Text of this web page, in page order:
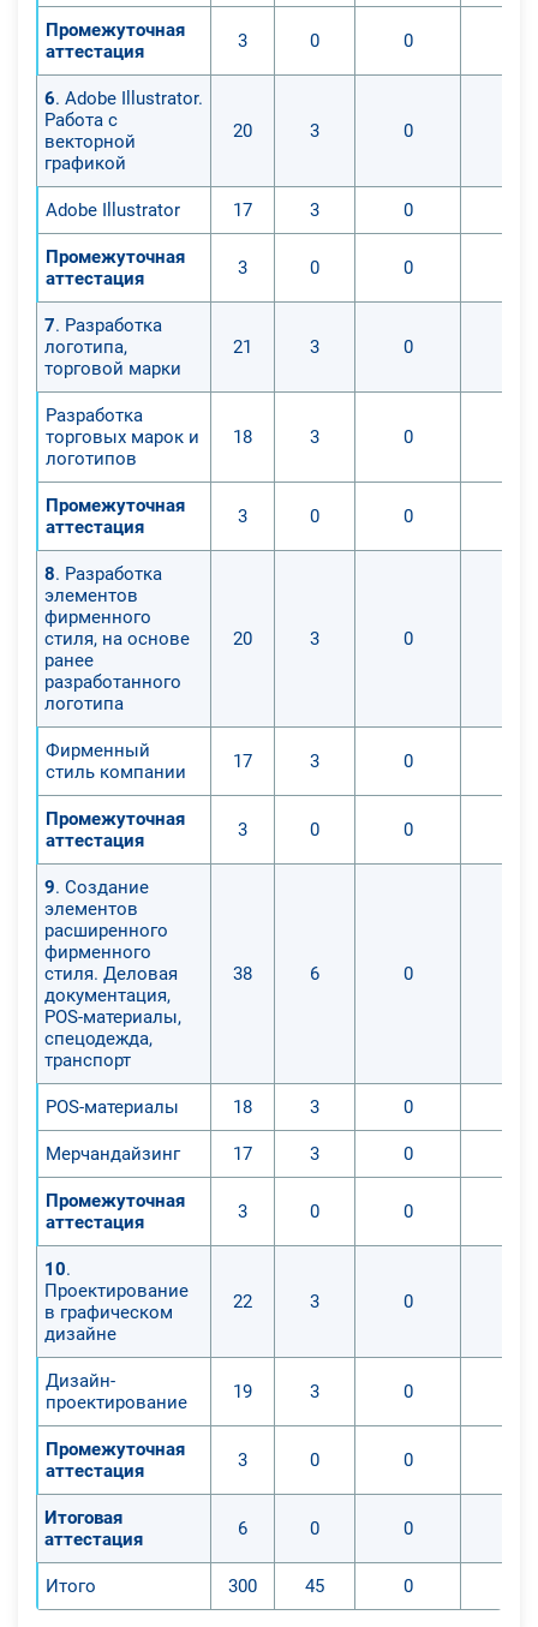
Промежуточная
аттестация
3 0 0
6. Adobe Illustrator.
Работа с
векторной
графикой
20 3 0
Adobe Illustrator 17 3 0
Промежуточная
аттестация
3 0 0
7. Разработка
логотипа,
торговой марки
21 3 0
Разработка
торговых марок и
логотипов
18 3 0
Промежуточная
аттестация
3 0 0
8. Разработка
элементов
фирменного
стиля, на основе
ранее
разработанного
логотипа
20 3 0
Фирменный
стиль компании
17 3 0
Промежуточная
аттестация
3 0 0
9. Создание
элементов
расширенного
фирменного
стиля. Деловая
документация,
POS-материалы,
спецодежда,
транспорт
38 6 0
POS-материалы 18 3 0
Мерчандайзинг 17 3 0
Промежуточная
аттестация
3 0 0
10.
Проектирование
в графическом
дизайне
22 3 0
Дизайн-
проектирование
19 3 0
Промежуточная
аттестация
3 0 0
Итоговая
аттестация
6 0 0
Итого 300 45 0